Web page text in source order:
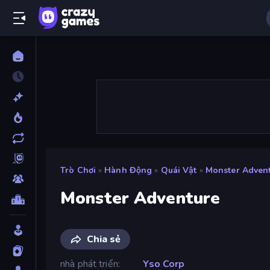
Trò Chơi » Hành Động » Quái Vật » Monster
Monster Adventure
Chia sẻ
nhà phát triển
Yso Corp